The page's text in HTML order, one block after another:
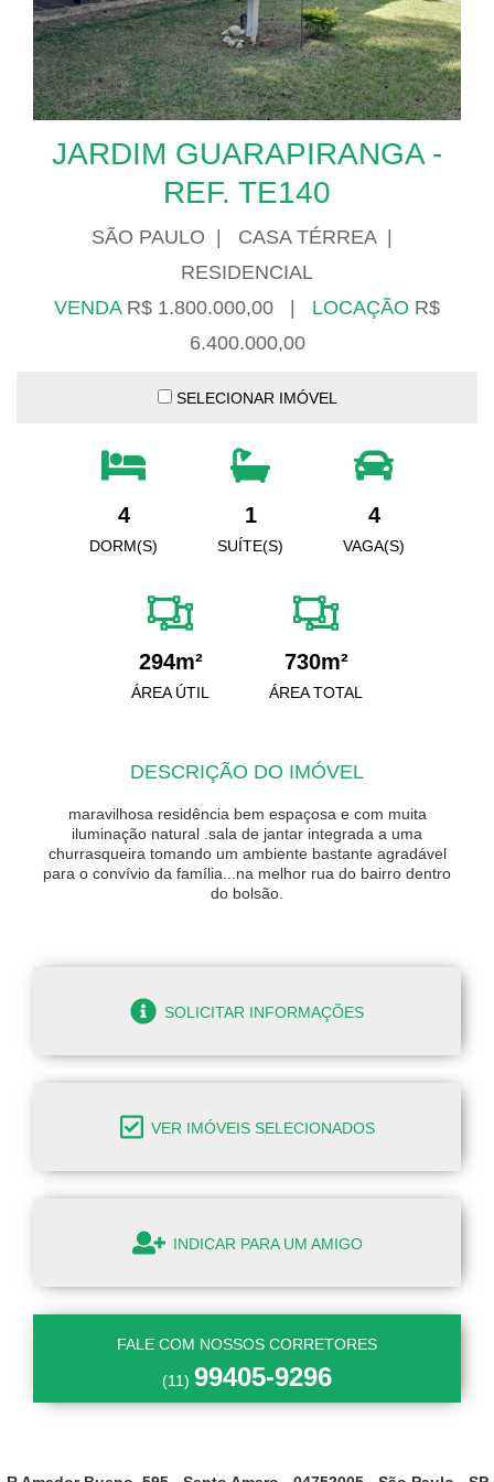
JARDIM GUARAPIRANGA -
REF. TE140
SÃO PAULO | CASA TÉRREA |
RESIDENCIAL
VENDAR$ 1.800.000,00 | LOCAÇÃO R$
6.400.000,00
SELECIONAR IMÓVEL
4
DORM(S)
1
SUÍTE(S)
4
VAGA(S)
294m²
ÁREA ÚTIL
730m²
ÁREA TOTAL
DESCRIÇÃO DO IMÓVEL
maravilhosa residência bem espaçosa e com muita
iluminação natural .sala de jantar integrada a uma
churrasqueira tomando um ambiente bastante agradável
para o convívio da família...na melhor rua do bairro dentro
do bolsão.
SOLICITAR INFORMAÇÕES
VER IMÓVEIS SELECIONADOS
INDICAR PARA UM AMIGO
FALE COM NOSSOS CORRETORES
(11) 99405-9296